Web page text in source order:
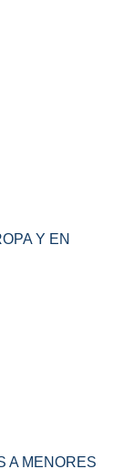
Y EN
A MENORES